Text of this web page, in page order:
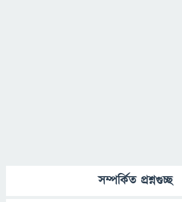
সম্পর্কিত প্রশ্নগুচ্ছ